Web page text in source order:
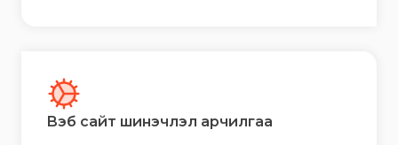
Вэб сайт шинэчлэл арчилгаа